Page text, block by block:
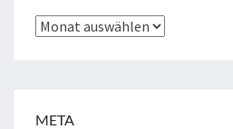
Archiv
META